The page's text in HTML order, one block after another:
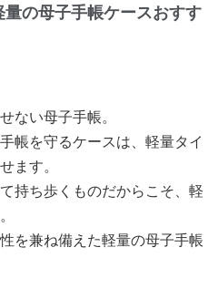
の母子手帳ケースおすす
ない母子手帳。
帳を守るケースは、軽量タイ
ます。
持ち歩くものだからこそ、軽
を兼ね備えた軽量の母子手帳